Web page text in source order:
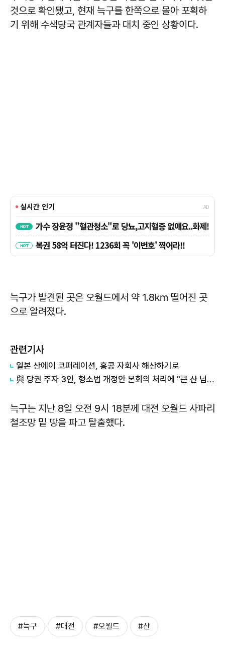
것으로 확인됐고, 현재 늑구를 한쪽으로 몰아 포획하
기 위해 수색당국 관계자들과 대치 중인 상황이다.
늑구가 발견된 곳은 오월드에서 약 1.8㎞ 떨어진 곳
으로 알려졌다.
관련기사
일본 산에이 코퍼레이션, 홍콩 자회사 해산하기로
與 당권 주자 3인, 형소법 개정안 본회의 처리에 "큰 산 넘어…개혁의 상징"
늑구는 지난 8일 오전 9시 18분께 대전 오월드 사파리
철조망 밑 땅을 파고 탈출했다.
#늑구 #대전 #오월드 #산